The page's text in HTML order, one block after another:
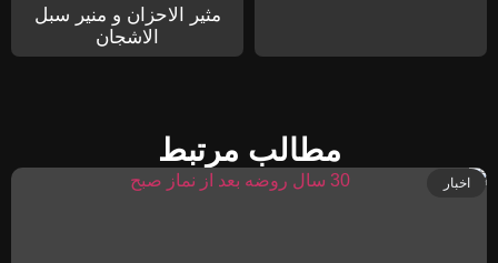
مثیر الاحزان و منیر سبل
الاشجان
مطالب مرتبط
اخبار